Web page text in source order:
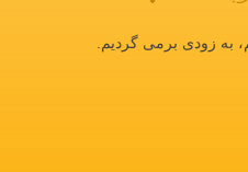
به زودی برمی گردیم.